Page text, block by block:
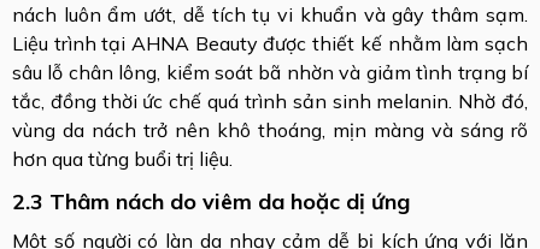
nách luôn ẩm ướt, dễ tích tụ vi khuẩn và gây thâm sạm.
Liệu trình tại AHNA Beauty được thiết kế nhằm làm sạch
sâu lỗ chân lông, kiểm soát bã nhờn và giảm tình trạng bí
tắc, đồng thời ức chế quá trình sản sinh melanin. Nhờ đó,
vùng da nách trở nên khô thoáng, mịn màng và sáng rõ
hơn qua từng buổi trị liệu.
2.3 Thâm nách do viêm da hoặc dị ứng
Một số người có làn da nhạy cảm dễ bị kích ứng với lăn